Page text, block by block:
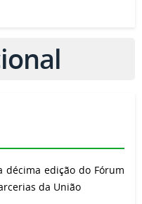
décima edição do Fórum
da União